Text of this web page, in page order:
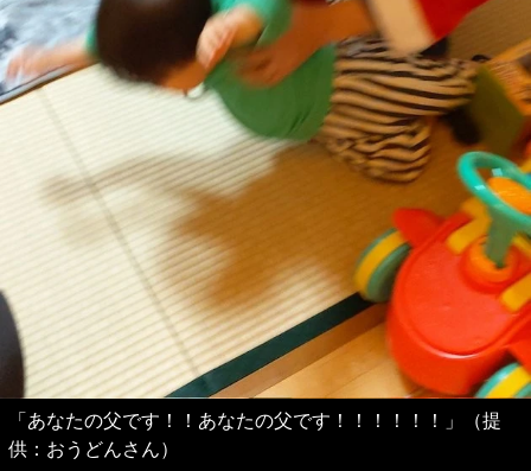
「あなたの父です！！あなたの父です！！！！！！」（提
供：おうどんさん）